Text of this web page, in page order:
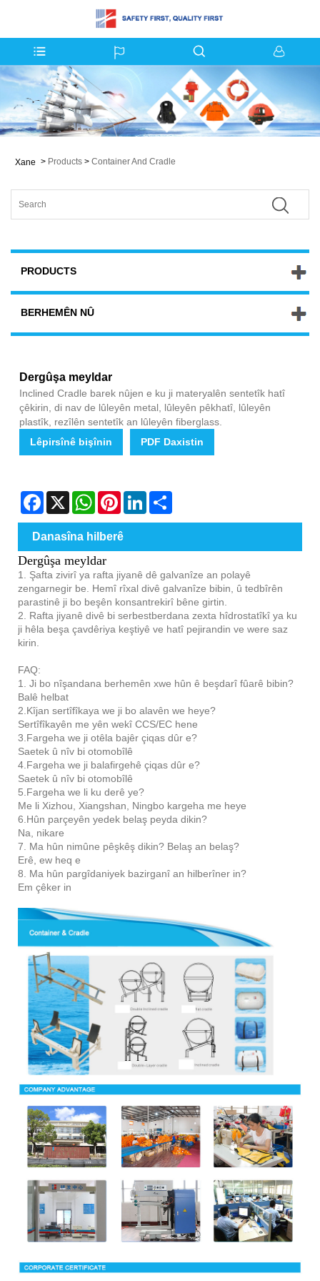
Xane > Products > Container And Cradle
PRODUCTS
BERHEMÊN NÛ
Dergûşa meyldar
Inclined Cradle barek nûjen e ku ji materyalên sentetîk hatî
çêkirin, di nav de lûleyên metal, lûleyên pêkhatî, lûleyên
plastîk, rezîlên sentetîk an lûleyên fiberglass.
Lêpirsînê bişînin
PDF Daxistin
Facebook
X WhatsAppPinterestLinkedIn
Danasîna hilberê
Dergûşa meyldar
1. Şafta zivirî ya rafta jiyanê dê galvanîze an polayê
zengarnegir be. Hemî rîxal divê galvanîze bibin, û tedbîrên
parastinê ji bo beşên konsantrekirî bêne girtin.
2. Rafta jiyanê divê bi serbestberdana zexta hîdrostatîkî ya ku
ji hêla beşa çavdêriya keştiyê ve hatî pejirandin ve were saz
kirin.
FAQ:
1. Ji bo nîşandana berhemên xwe hûn ê beşdarî fûarê bibin?
Balê helbat
2.Kîjan sertîfîkaya we ji bo alavên we heye?
Sertîfîkayên me yên wekî CCS/EC hene
3.Fargeha we ji otêla bajêr çiqas dûr e?
Saetek û nîv bi otomobîlê
4.Fargeha we ji balafirgehê çiqas dûr e?
Saetek û nîv bi otomobîlê
5.Fargeha we li ku derê ye?
Me li Xizhou, Xiangshan, Ningbo kargeha me heye
6.Hûn parçeyên yedek belaş peyda dikin?
Na, nikare
7. Ma hûn nimûne pêşkêş dikin? Belaş an belaş?
Erê, ew heq e
8. Ma hûn pargîdaniyek bazirganî an hilberîner in?
Em çêker in